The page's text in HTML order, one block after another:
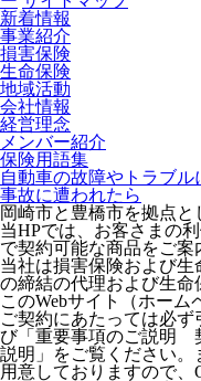
新着情報
事業紹介
損害保険
生命保険
地域活動
会社情報
経営理念
メンバー紹介
保険用語集
自動車の故障やトラブル
事故に遭われたら
岡崎市と豊橋市を拠点と
当HPでは、お客さまの
で契約可能な商品をご案
当社は損害保険および
の締結の代理および生命
このWebサイト（ホーム
ご契約にあたっては必
び「重要事項のご説明
説明」をご覧ください
用意しておりますので